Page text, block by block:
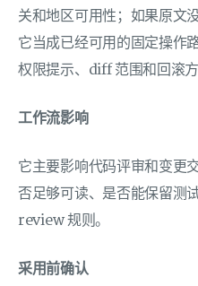
关和地区可用性；如果原文
它当成已经可用的固定操作
权限提示、diff 范围和回滚
工作流影响
它主要影响代码评审和变更
否足够可读、是否能保留测
review 规则。
采用前确认